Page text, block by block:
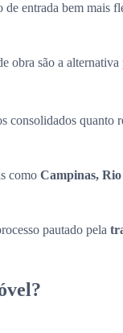
entrada bem mais
obra são a alternativa
consolidados quanto
como Campinas,
pautado pela